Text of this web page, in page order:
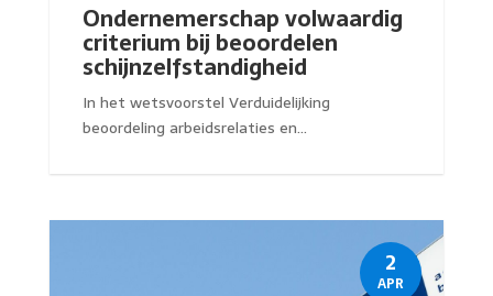
Ondernemerschap volwaardig
criterium bij beoordelen
schijnzelfstandigheid
In het wetsvoorstel Verduidelijking
beoordeling arbeidsrelaties en...
2
APR